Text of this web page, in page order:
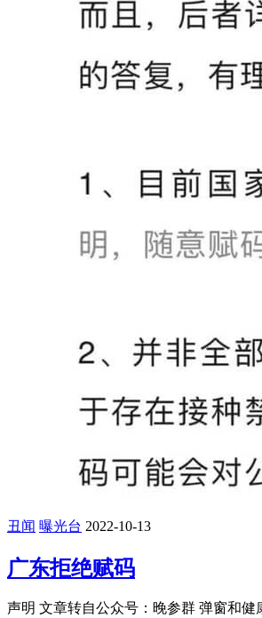
丑闻 曝光台 2022-10-13
广东拒绝赋码
声明 文章转自公众号：晚参群 弹窗和健